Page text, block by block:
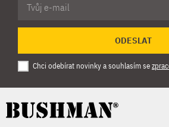
ODESLAT
Chci odebírat novinky a souhlasím se